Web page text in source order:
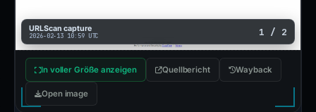
URLScan capture
2026-02-13 10:59 UTC 1 / 2
In voller Größe anzeigen Quellbericht Wayback
Open image